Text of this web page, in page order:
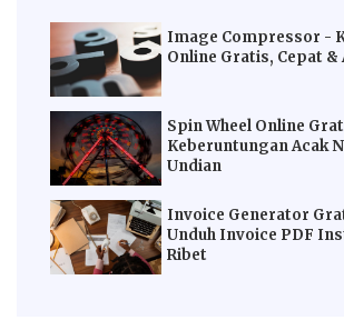
Image Compressor -
Online Gratis, Cepat &
Spin Wheel Online
Keberuntungan Acak
Undian
Invoice Generator
Unduh Invoice PDF
Ribet